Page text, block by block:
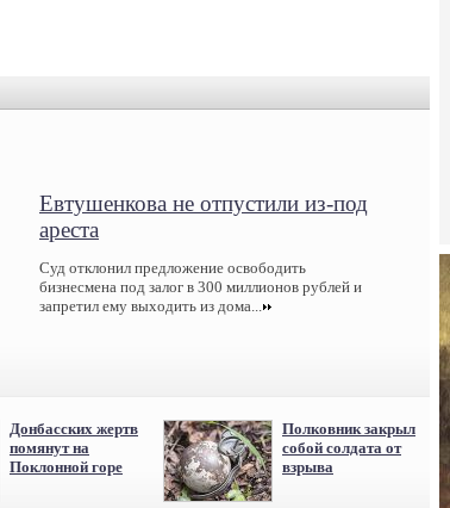
Евтушенкова не отпустили из-под
ареста
Суд отклонил предложение освободить
бизнесмена под залог в 300 миллионов рублей и
запретил ему выходить из дома...
Донбасских жертв
помянут на
Поклонной горе
Полковник закрыл
собой солдата от
взрыва